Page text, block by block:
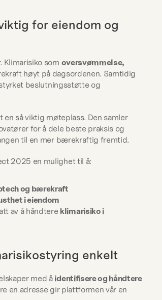
for eiendom og
som oversvømmelse,
høyt på dagsordenen. Samtidig
beslutningsstøtte og
så viktig møteplass. Den samler
for å dele beste praksis og
til en mer bærekraftig fremtid.
2025 en mulighet til å:
og bærekraft
i eiendom
av å håndtere klimarisiko i
enkelt
med å identifisere og håndtere
en adresse gir plattformen vår en